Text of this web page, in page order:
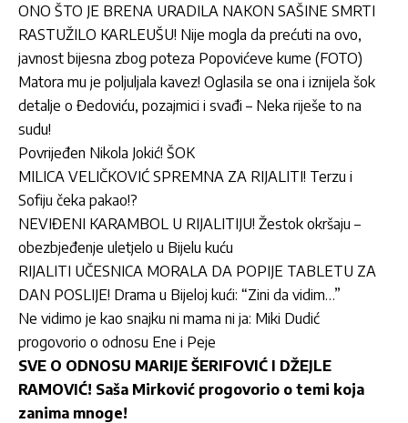
ONO ŠTO JE BRENA URADILA NAKON SAŠINE SMRTI
RASTUŽILO KARLEUŠU! Nije mogla da prećuti na ovo,
javnost bijesna zbog poteza Popovićeve kume (FOTO)
Matora mu je poljuljala kavez! Oglasila se ona i iznijela šok
detalje o Đedoviću, pozajmici i svađi – Neka riješe to na
sudu!
Povrijeđen Nikola Jokić! ŠOK
MILICA VELIČKOVIĆ SPREMNA ZA RIJALITI! Terzu i
Sofiju čeka pakao!?
NEVIĐENI KARAMBOL U RIJALITIJU! Žestok okršaju –
obezbjeđenje uletjelo u Bijelu kuću
RIJALITI UČESNICA MORALA DA POPIJE TABLETU ZA
DAN POSLIJE! Drama u Bijeloj kući: “Zini da vidim…”
Ne vidimo je kao snajku ni mama ni ja: Miki Dudić
progovorio o odnosu Ene i Peje
SVE O ODNOSU MARIJE ŠERIFOVIĆ I DŽEJLE
RAMOVIĆ! Saša Mirković progovorio o temi koja
zanima mnoge!